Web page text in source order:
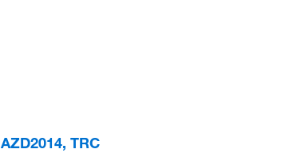
AZD2014, TRC